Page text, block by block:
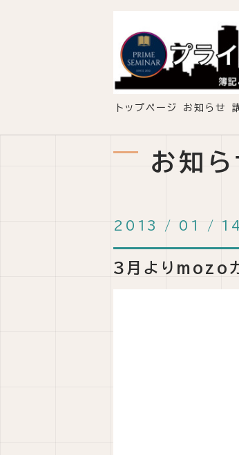
トップページ お知らせ
お知ら
2013 / 01 /
３月よりmozo